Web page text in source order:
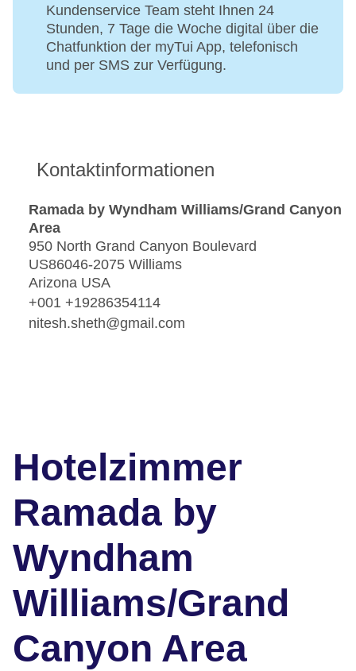
Kundenservice Team steht Ihnen 24
Stunden, 7 Tage die Woche digital über die
Chatfunktion der myTui App, telefonisch
und per SMS zur Verfügung.
Kontaktinformationen
Ramada by Wyndham Williams/Grand Canyon
Area
950 North Grand Canyon Boulevard
US86046-2075 Williams
Arizona USA
+001 +19286354114
nitesh.sheth@gmail.com
Hotelzimmer
Ramada by
Wyndham
Williams/Grand
Canyon Area